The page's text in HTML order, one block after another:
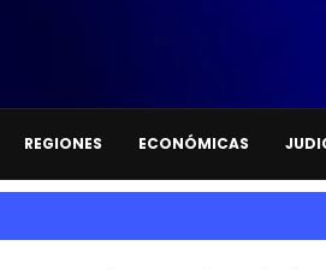
REGIONES ECONÓMICAS